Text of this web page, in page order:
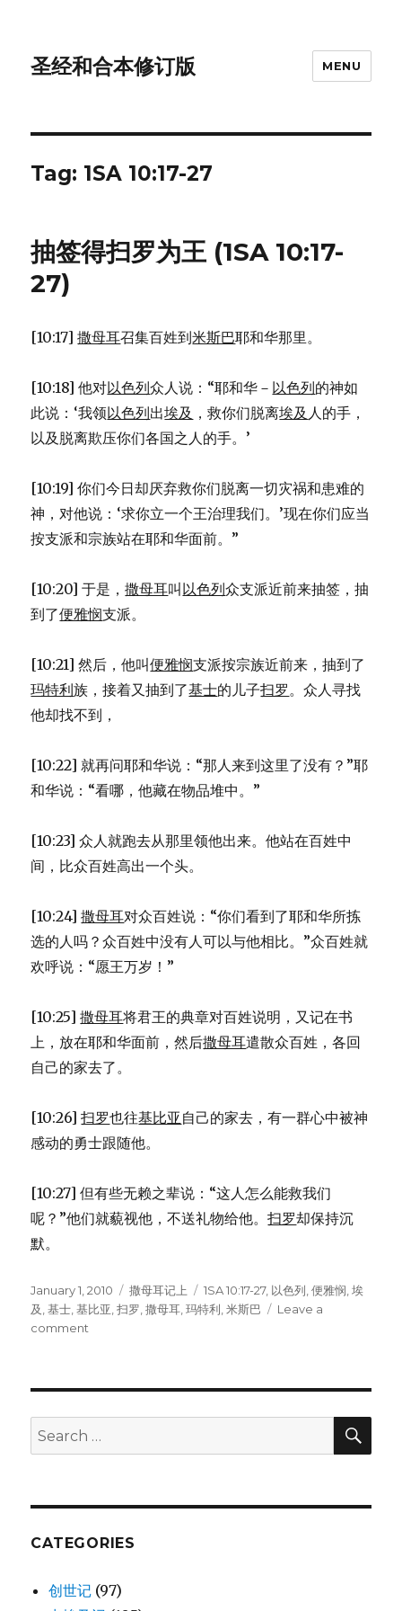
圣经和合本修订版 MENU
Tag: 1SA 10:17-27
抽签得扫罗为王 (1SA 10:17-
27)
[10:17]撒母耳召集百姓到米斯巴耶和华那里。
[10:18] 他对以色列众人说：“耶和华－ 以色列的神如
此说：‘我领以色列出埃及 ，救你们脱离埃及 人的手，
以及脱离欺压你们各国之人的手。’
[10:19] 你们今日却厌弃救你们脱离一切灾祸和患难的
神，对他说：‘求你立一个王治理我们。’现在你们应当
按支派和宗族站在耶和华面前。”
[10:20] 于是，撒母耳叫 以色列众支派近前来抽签，抽
到了便雅悯支派。
[10:21] 然后，他叫便雅悯支派按宗族近前来，抽到了
玛特利族，接着又抽到了基士的儿子扫罗。众人寻找
他却找不到，
[10:22] 就再问耶和华说：“那人来到这里了没有？”耶
和华说：“看哪，他藏在物品堆中。”
[10:23] 众人就跑去从那里领他出来。他站在百姓中
间，比众百姓高出一个头。
[10:24]撒母耳对众百姓说：“你们看到了耶和华所拣
选的人吗？众百姓中没有人可以与他相比。”众百姓就
欢呼说：“愿王万岁！”
[10:25]撒母耳将君王的典章对百姓说明，又记在书
上，放在耶和华面前，然后撒母耳遣散众百姓，各回
自己的家去了。
[10:26]扫罗也往基比亚 自己的家去，有一群心中被神
感动的勇士跟随他。
[10:27] 但有些无赖之辈说：“这人怎么能救我们
呢？”他们就藐视他，不送礼物给他。扫罗却保持沉
默。
Posted
on
January 1, 2010 Categories
撒母耳记上 Tags
1SA 10:17-27, 以色列 ,便雅悯 ,埃
及 ,基士 ,基比亚 ,扫罗 ,撒母耳 ,玛特利 ,米斯巴
Leave a
comment
罗
为
Search
for:
CATEGORIES
创世记 (97)